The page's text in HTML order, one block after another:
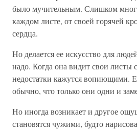
было мучительным. Слишком
каждом листе, от своей горячей
сердца.
Но делается ее искусство для
надо. Когда она видит свои листы
недостатки кажутся вопиющими.
обычно, что только они одни и
Но иногда возникает и другое
становятся чужими, будто